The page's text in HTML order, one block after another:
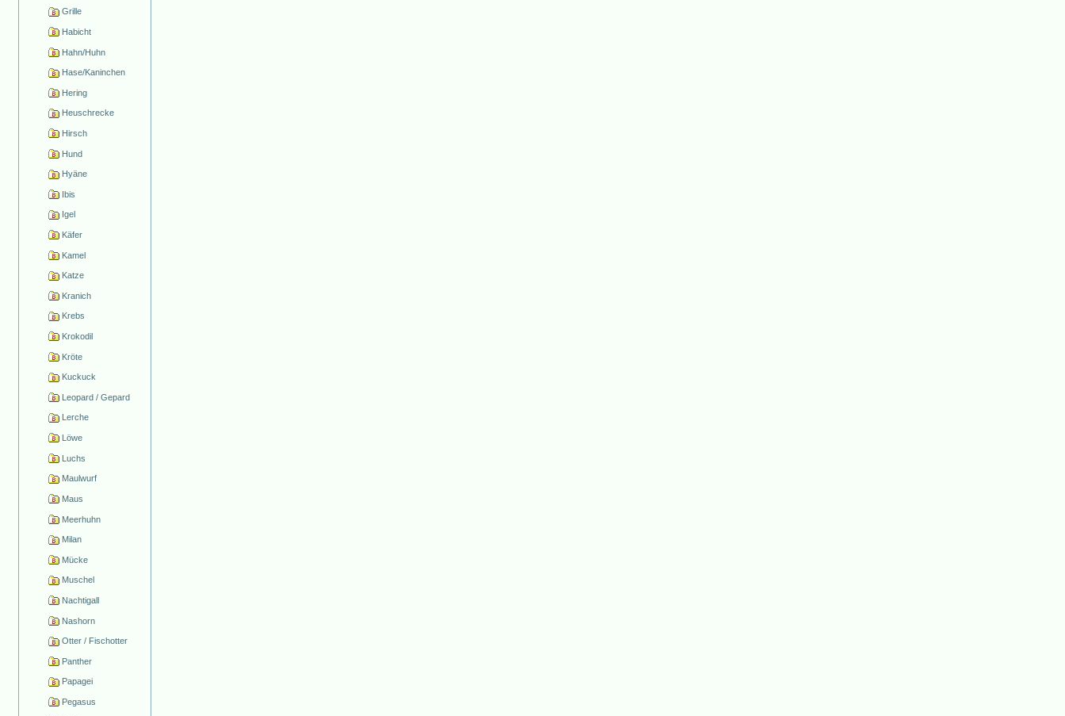
Grille
Habicht
Hahn/Huhn
Hase/Kaninchen
Hering
Heuschrecke
Hirsch
Hund
Hyäne
Ibis
Igel
Käfer
Kamel
Katze
Kranich
Krebs
Krokodil
Kröte
Kuckuck
Leopard / Gepard
Lerche
Löwe
Luchs
Maulwurf
Maus
Meerhuhn
Milan
Mücke
Muschel
Nachtigall
Nashorn
Otter / Fischotter
Panther
Papagei
Pegasus